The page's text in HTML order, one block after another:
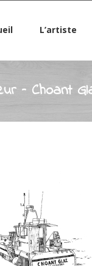
L’artiste
– Choant